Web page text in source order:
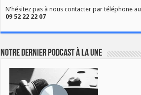
N'hésitez pas à nous contacter par téléphone au
09 52 22 22 07
Notre dernier podcast à la une